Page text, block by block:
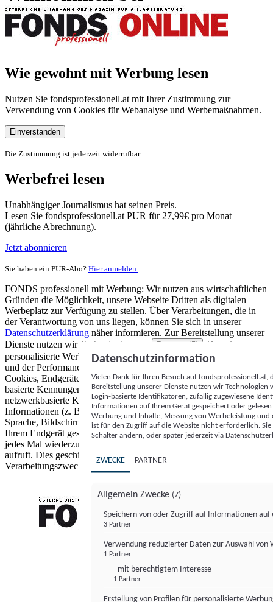
Wie gewohnt mit Werbung lesen
Nutzen Sie fondsprofessionell.at mit Ihrer Zustimmung zur
Verwendung von Cookies für Webanalyse und Werbemaßnahmen.
Einverstanden
Die Zustimmung ist jederzeit widerrufbar.
Werbefrei lesen
Unabhängiger Journalismus hat seinen Preis.
Lesen Sie fondsprofessionell.at PUR für 27,99€ pro Monat
(jährliche Abrechnung).
Jetzt abonnieren
Sie haben ein PUR-Abo? Hier anmelden.
FONDS professionell mit Werbung: Wir nutzen aus wirtschaftlichen
Gründen die Möglichkeit, unsere Webseite Dritten als digitalen
Werbeplatz zur Verfügung zu stellen. Über Verarbeitungen, die in
der Verantwortung von uns liegen, können Sie sich in unserer
Datenschutzerklärung näher informieren. Zur Bereitstellung unserer
Dienste nutzen wir Technologien von
Partnern (5)
. Zwecke:
personalisierte Werbung und Inhalte, Messung von Werbeleistung
und der Performance von Inhalten sowie Zielgruppenforschung.
Cookies, Endgeräte- oder ähnliche Online-Kennungen (z. B. login-
basierte Kennungen, zufällig generierte Kennungen,
netzwerkbasierte Kennungen) können zusammen mit anderen
Informationen (z. B. Browsertyp und Browserinformationen,
Sprache, Bildschirmgröße, unterstützte Technologien usw.) auf
Ihrem Endgerät gespeichert oder von dort ausgelesen werden, um es
jedes Mal wiederzuerkennen, wenn es eine App oder einer Webseite
aufruft. Dies geschieht für einen oder mehrere der hier aufgeführten
Verarbeitungszwecke.
Datenschutzinformation
Vielen Dank für Ihren Besuch auf
Bereitstellung unserer Dienste nutzen wir Technologien
Login-basierte Identifikatoren, zufällig zugewiesene
Informationen auf Ihrem Gerät gespeichert oder
Werbung und Inhalte, Messung von Werbeleistung
ist für den Zugriff auf die Website nicht erforderlich.
Schalter ändern, oder später jederzeit via
ZWECKE PARTNER
Allgemein Zwecke (7)
Speichern von oder Zugriff auf Informationen auf
3 Partner
Verwendung reduzierter Daten zur Auswahl von
1 Partner
- mit berechtigtem Interesse
1 Partner
Erstellung von Profilen für personalisierte
FONDS professionell